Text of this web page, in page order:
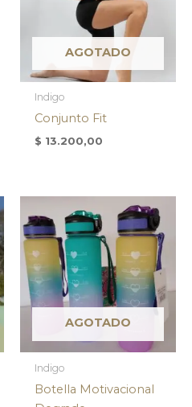
AGOTADO
Indigo
Conjunto Fit
$ 13.200,00
AGOTADO
Indigo
Botella Motivacional